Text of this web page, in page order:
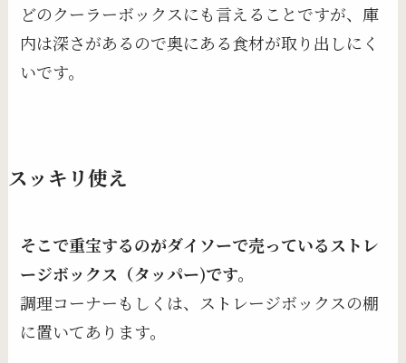
どのクーラーボックスにも言えることですが、庫
内は深さがあるので奥にある食材が取り出しにく
いです。
スッキリ使え
そこで重宝するのがダイソーで売っているストレ
ージボックス（タッパー)です。
調理コーナーもしくは、ストレージボックスの棚
に置いてあります。